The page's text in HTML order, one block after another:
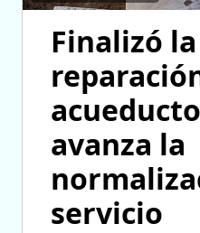
Finalizó la
avanza la
servicio